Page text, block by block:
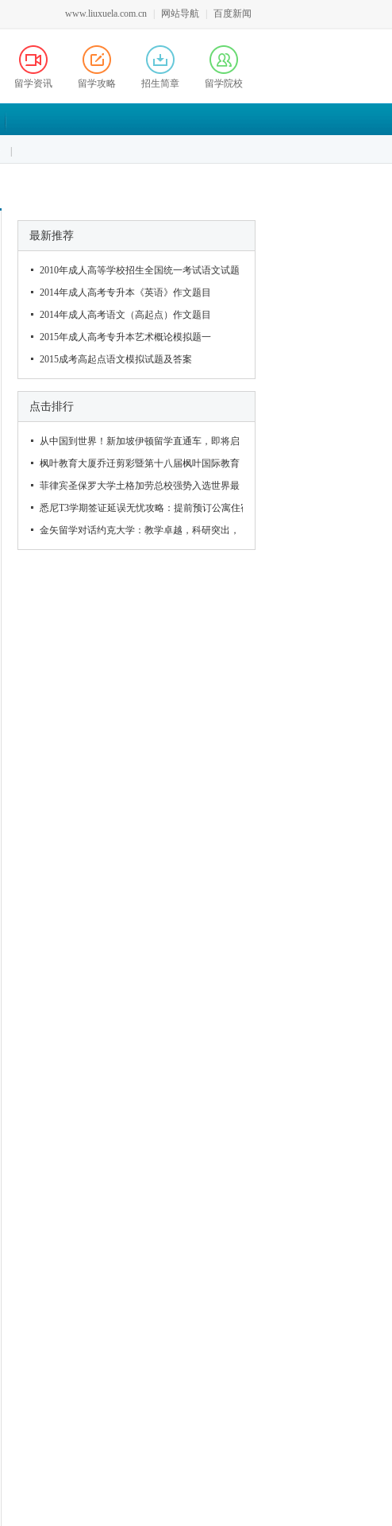
www.liuxuela.com.cn 网站导航 百度新闻
留学资讯 留学攻略 招生简章 留学院校
最新推荐
2010年成人高等学校招生全国统一考试语文试题
2014年成人高考专升本《英语》作文题目
2014年成人高考语文（高起点）作文题目
2015年成人高考专升本艺术概论模拟题一
2015成考高起点语文模拟试题及答案
点击排行
从中国到世界！新加坡伊顿留学直通车，即将启
枫叶教育大厦乔迁剪彩暨第十八届枫叶国际教育
菲律宾圣保罗大学土格加劳总校强势入选世界最
悉尼T3学期签证延误无忧攻略：提前预订公寓住宿
金矢留学对话约克大学：教学卓越，科研突出，